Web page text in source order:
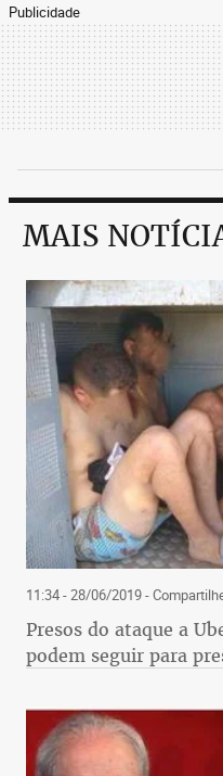
Publicidade
MAIS
11:34 - 28/06/2019-
Presos do ataque a
podem seguir para